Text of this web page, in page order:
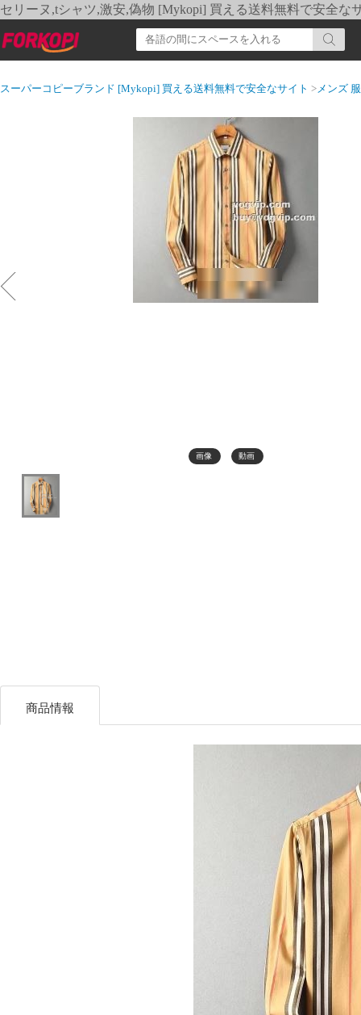
セリーヌ,tシャツ,激安,偽物 [Mykopi] 買える送料無料で安全な
スーパーコピーブランド [Mykopi] 買える送料無料で安全なサイト >メンズ 服
画像 動画
商品情報